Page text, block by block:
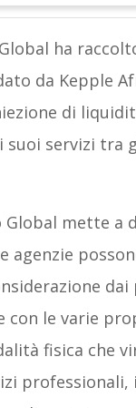
ha
da Kepple
di
suoi servizi
Global mette
le varie
fisica che